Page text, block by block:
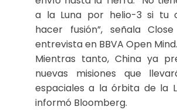
a la Luna por helio-3 si tu
hacer fusión”, señala
entrevista en BBVA Open Mind.
Mientras tanto, China ya
nuevas misiones que
espaciales a la órbita de la
informó Bloomberg.